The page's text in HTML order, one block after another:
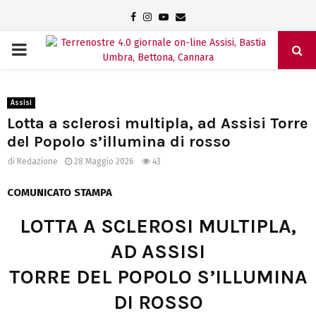
Facebook
Instagram
Youtube
Email
PRIMARY
Assisi
Lotta a sclerosi multipla, ad Assisi Torre
del Popolo s’illumina di rosso
di Redazione 28 Maggio 2026 43
COMUNICATO STAMPA
LOTTA A SCLEROSI MULTIPLA,
AD ASSISI
TORRE DEL POPOLO S’ILLUMINA
DI ROSSO